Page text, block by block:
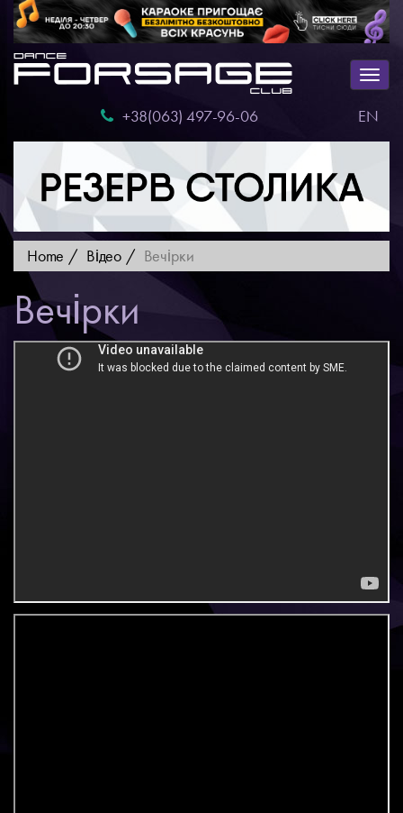
+38(063) 497-96-06
EN
Home Відео Вечірки
Вечірки